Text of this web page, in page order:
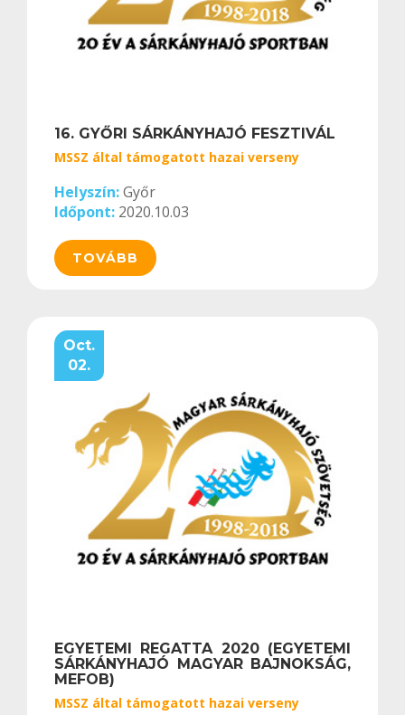
16. GYŐRI SÁRKÁNYHAJÓ FESZTIVÁL
MSSZ által támogatott hazai verseny
Helyszín:Győr
Időpont: 2020.10.03
TOVÁBB
Oct.
02.
EGYETEMI REGATTA 2020 (EGYETEMI
SÁRKÁNYHAJÓ MAGYAR BAJNOKSÁG,
MEFOB)
MSSZ által támogatott hazai verseny